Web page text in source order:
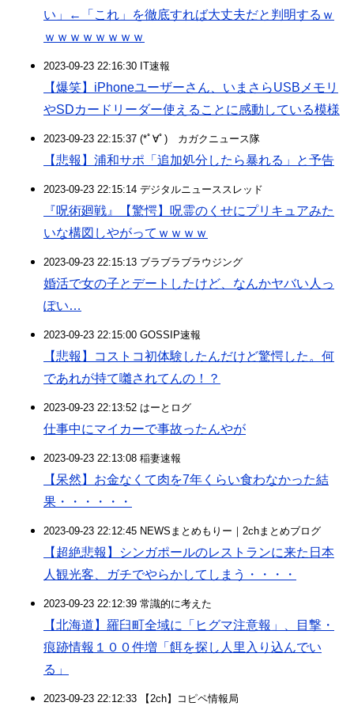
い」←「これ」を徹底すれば大丈夫だと判明するｗ
ｗｗｗｗｗｗｗｗ
2023-09-23 22:16:30 IT速報
【爆笑】iPhoneユーザーさん、いまさらUSBメモリ
やSDカードリーダー使えることに感動している模様
2023-09-23 22:15:37 (*ﾟ∀ﾟ)ゞカガクニュース隊
【悲報】浦和サポ「追加処分したら暴れる」と予告
2023-09-23 22:15:14 デジタルニューススレッド
『呪術廻戦』【驚愕】呪霊のくせにプリキュアみた
いな構図しやがってｗｗｗｗ
2023-09-23 22:15:13 ブラブラブラウジング
婚活で女の子とデートしたけど、なんかヤバい人っ
ぽい…
2023-09-23 22:15:00 GOSSIP速報
【悲報】コストコ初体験したんだけど驚愕した。何
であれが持て囃されてんの！？
2023-09-23 22:13:52 はーとログ
仕事中にマイカーで事故ったんやが
2023-09-23 22:13:08 稲妻速報
【呆然】お金なくて肉を7年くらい食わなかった結
果・・・・・・
2023-09-23 22:12:45 NEWSまとめもりー｜2chまとめブログ
【超絶悲報】シンガポールのレストランに来た日本
人観光客、ガチでやらかしてしまう・・・・
2023-09-23 22:12:39 常識的に考えた
【北海道】羅臼町全域に「ヒグマ注意報」、目撃・
痕跡情報１００件増「餌を探し人里入り込んでい
る」
2023-09-23 22:12:33 【2ch】コピペ情報局